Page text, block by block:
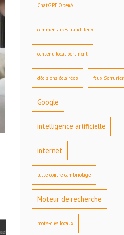
ChatGPT OpenAI
commentaires frauduleux
contenu local pertinent
décisions éclairées faux Serrurier
Google
intelligence artificielle
internet
lutte contre cambriolage
Moteur de recherche
mots-clés locaux